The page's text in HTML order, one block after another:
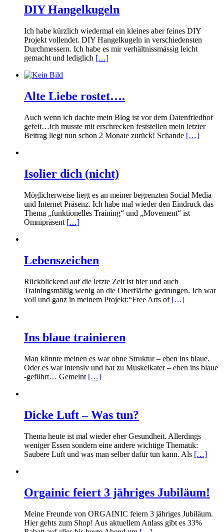
DIY Hangelkugeln
Ich habe kürzlich wiedermal ein kleines aber feines DIY
Projekt vollendet. DIY Hangelkugeln in verschiedensten
Durchmessern. Ich habe es mir verhältnissmässig leicht
gemacht und lediglich […]
Alte Liebe rostet….
Auch wenn ich dachte mein Blog ist vor dem Datenfriedhof
gefeit…ich musste mit erschrecken feststellen mein letzter
Beitrag liegt nun schon 2 Monate zurück! Schande […]
Isolier dich (nicht)
Möglicherweise liegt es an meiner begrenzten Social Media
und Internet Präsenz. Ich habe mal wieder den Eindruck das
Thema „funktionelles Training“ und „Movement“ ist
Omnipräsent […]
Lebenszeichen
Rückblickend auf die letzte Zeit ist hier und auch
Trainingsmäßig wenig an die Oberfläche gedrungen. Ich war
voll und ganz in meinem Projekt:“Free Arts of […]
Ins blaue trainieren
Man könnte meinen es war ohne Struktur – eben ins blaue.
Oder es war intensiv und hat zu Muskelkater – eben ins blaue
-geführt… Gemeint […]
Dicke Luft – Was tun?
Thema heute ist mal wieder eher Gesundheit. Allerdings
weniger Essen sondern eine andere wichtige Thematik:
Saubere Luft und was man selber dafür tun kann. Als […]
Orgainic feiert 3 jähriges Jubiläum!
Meine Freunde von ORGAINIC feiern 3 jähriges Jubiläum.
Hier gehts zum Shop! Aus aktuellem Anlass gibt es 33%